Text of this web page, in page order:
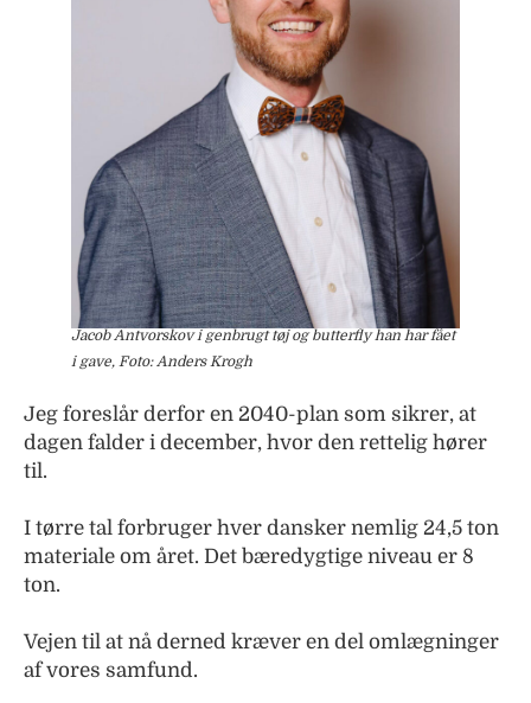
Jacob Antvorskov i genbrugt tøj og butterfly han har fået
i gave, Foto: Anders Krogh
Jeg foreslår derfor en 2040-plan som sikrer, at
dagen falder i december, hvor den rettelig hører
til.
I tørre tal forbruger hver dansker nemlig 24,5 ton
materiale om året. Det bæredygtige niveau er 8
ton.
Vejen til at nå derned kræver en del omlægninger
af vores samfund.